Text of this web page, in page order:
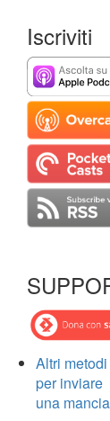
Iscriviti
Altri metodi
per inviare
una mancia